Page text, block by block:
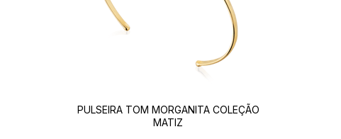
PULSEIRA TOM MORGANITA COLEÇÃO
MATIZ